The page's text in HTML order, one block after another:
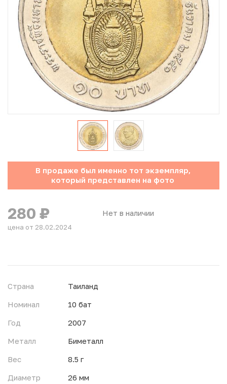
Юбилейные монеты Банка России (с 1999 года)
Памятные и инвестиционные монеты СССР и России
Иностранные монеты
Неофициальные выпуски монет (Unusual)
Античные и средневековые монеты
В продаже был именно тот экземпляр,
который представлен на фото
Нет в наличии
280 ₽
цена от 28.02.2024
Страна
Таиланд
Номинал
10 бат
Год
2007
Металл
Биметалл
Вес
8.5 г
Диаметр
26 мм